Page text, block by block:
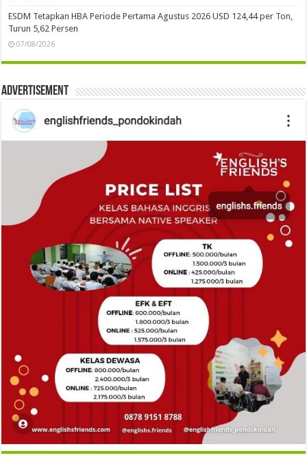
ESDM Tetapkan HBA Periode Pertama Agustus 2026 USD 124,44 per Ton,
Turun 5,62 Persen
07/08/2026
Advertisement